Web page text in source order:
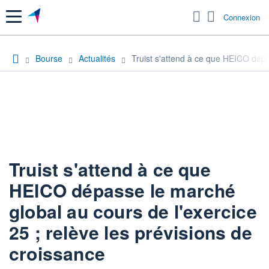
Menu Connexion
Bourse Actualités Truist s'attend à ce que HEICO
Truist s'attend à ce que
HEICO dépasse le marché
global au cours de l'exercice
25 ; relève les prévisions de
croissance